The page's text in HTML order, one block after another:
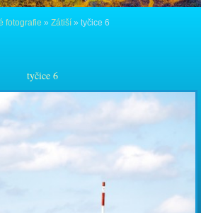
fotografie » Zátiší » tyčice 6
tyčice 6